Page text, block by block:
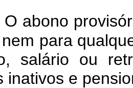
O abono
para
salário ou
inativos e